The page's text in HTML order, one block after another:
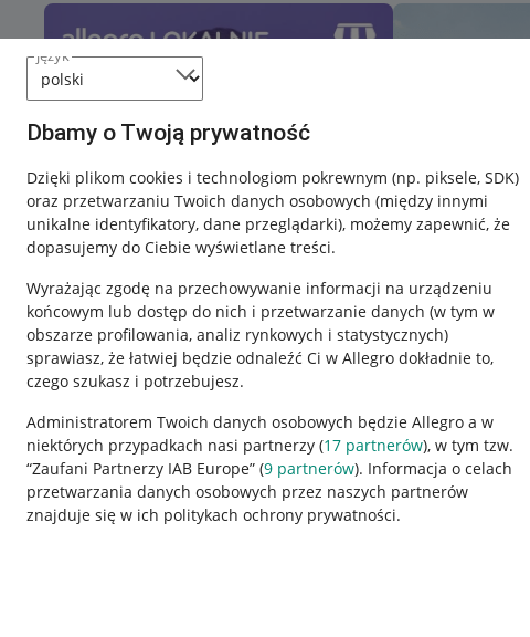
język
Dbamy o Twoją prywatność
Dzięki plikom cookies i technologiom pokrewnym (np. piksele, SDK)
oraz przetwarzaniu Twoich danych osobowych (między innymi
unikalne identyfikatory, dane przeglądarki), możemy zapewnić, że
dopasujemy do Ciebie wyświetlane treści.
Wyrażając zgodę na przechowywanie informacji na urządzeniu
końcowym lub dostęp do nich i przetwarzanie danych (w tym w
obszarze profilowania, analiz rynkowych i statystycznych)
sprawiasz, że łatwiej będzie odnaleźć Ci w Allegro dokładnie to,
czego szukasz i potrzebujesz.
Administratorem Twoich danych osobowych będzie Allegro a w
niektórych przypadkach nasi partnerzy (17 partnerów), w tym tzw.
“Zaufani Partnerzy IAB Europe” (9 partnerów). Informacja o celach
przetwarzania danych osobowych przez naszych partnerów
znajduje się w ich politykach ochrony prywatności.
Przydatne informacje
Jak to działa
Napisz do nas
Allegro Gadane dla sprzedających
Regulamin
Polityka plików
Ustawienia plików
Udostępnianie
Informacje dla